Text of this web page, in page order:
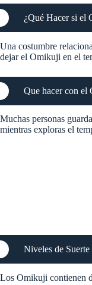
¿Qué Hacer si el
Una costumbre
dejar el Omikuji en el
Que hacer con el
Muchas personas
mientras exploras el
Niveles de
Los Omikuji contienen